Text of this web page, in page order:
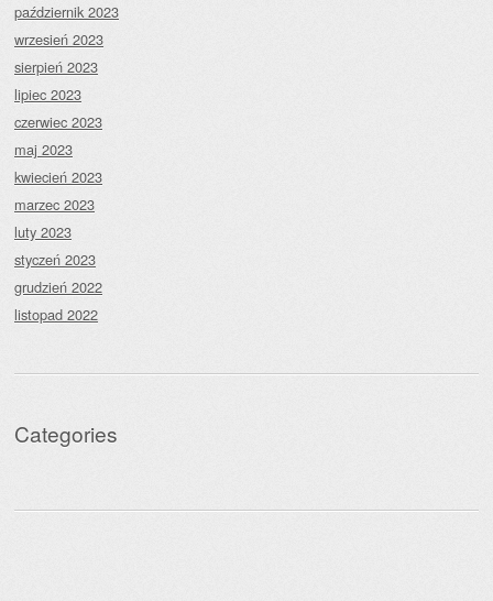
październik 2023
wrzesień 2023
sierpień 2023
lipiec 2023
czerwiec 2023
maj 2023
kwiecień 2023
marzec 2023
luty 2023
styczeń 2023
grudzień 2022
listopad 2022
Categories